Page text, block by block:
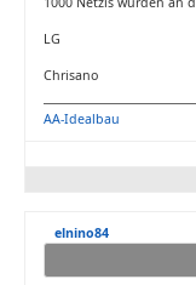
LG
Chrisano
AA-Idealbau
elnino84